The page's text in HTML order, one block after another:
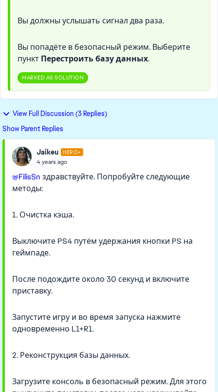
Вы должны услышать сигнал два раза.
Вы попадёте в безопасный режим. Выберите
пункт Перестроить базу данных.
MARKED AS SOLUTION
View Full Discussion (3 Replies)
Show Parent Replies
Jaikeu HERO+
4 years ago
@FilisSn здравствуйте. Попробуйте следующие
методы:
1. Очистка кэша.
Выключите PS4 путём удержания кнопки PS на
геймпаде.
После подождите около 30 секунд и включите
приставку.
Запустите игру и во время запуска нажмите
одновременно L1+R1.
2. Реконструкция базы данных.
Загрузите консоль в безопасный режим. Для этого